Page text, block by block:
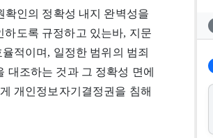
확인의 정확성 내지 완벽성을
도록 규정하고 있는바, 지문
적이며, 일정한 범위의 범죄
대조하는 것과 그 정확성 면에
개인정보자기결정권을 침해